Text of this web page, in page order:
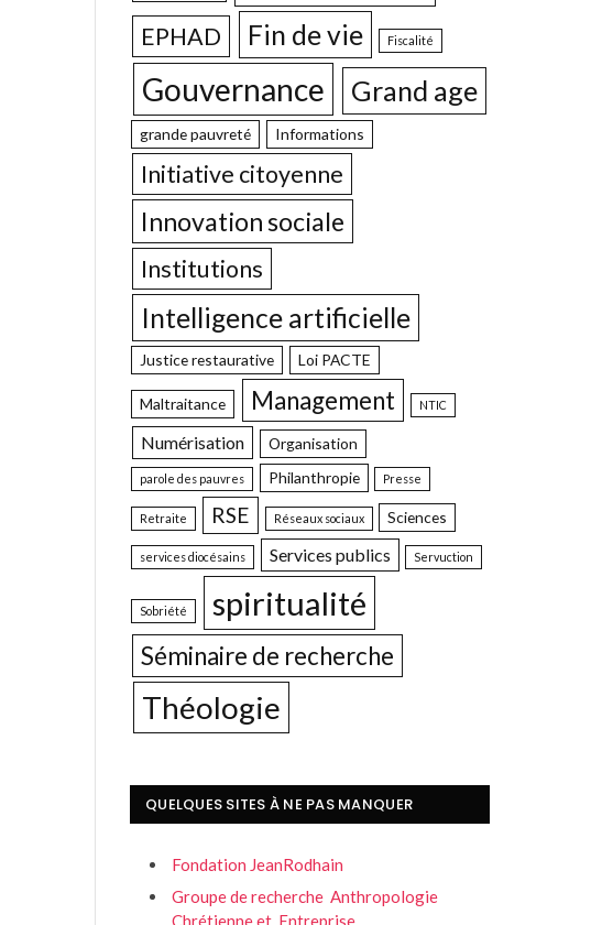
EPHAD Fin de vie Fiscalité
Gouvernance Grand age
grande pauvreté Informations
Initiative citoyenne
Innovation sociale
Institutions
Intelligence artificielle
Justice restaurative Loi PACTE
Maltraitance Management NTIC
Numérisation Organisation
parole des pauvres Philanthropie Presse
Retraite RSE Réseaux sociaux Sciences
services diocésains Services publics Servuction
Sobriété spiritualité
Séminaire de recherche
Théologie
QUELQUES SITES À NE PAS MANQUER
Fondation JeanRodhain
Groupe de recherche Anthropologie
Chrétienne et Entreprise